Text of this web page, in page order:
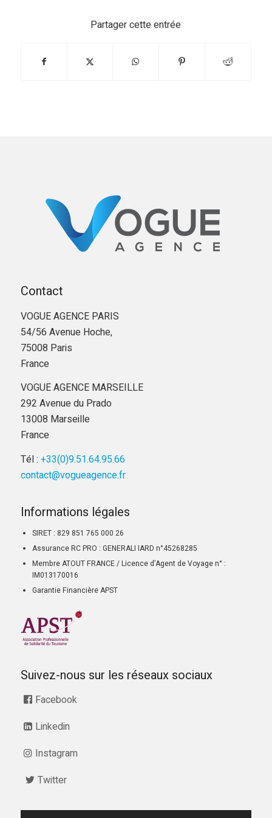
Partager cette entrée
Contact
VOGUE AGENCE PARIS
54/56 Avenue Hoche,
75008 Paris
France
VOGUE AGENCE MARSEILLE
292 Avenue du Prado
13008 Marseille
France
Tél : +33(0)9.51.64.95.66
contact@vogueagence.fr
Informations légales
SIRET : 829 851 765 000 26
Assurance RC PRO : GENERALI IARD n°45268285
Membre ATOUT FRANCE / Licence d’Agent de Voyage n° :
IM013170016
Garantie Financière APST
Suivez-nous sur les réseaux sociaux
Facebook
Linkedin
Instagram
Twitter